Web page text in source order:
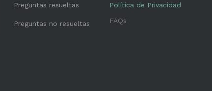
Preguntas resueltas
Preguntas no resueltas
Política de Privacidad
FAQs